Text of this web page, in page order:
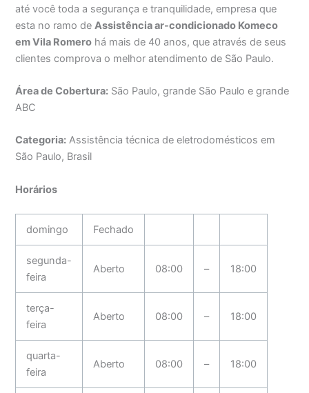
até você toda a segurança e tranquilidade, empresa que
esta no ramo deAssistência ar-condicionado Komeco
em Vila Romero há mais de 40 anos, que através de seus
clientes comprova o melhor atendimento de São Paulo.
Área de Cobertura: São Paulo, grande São Paulo e grande
ABC
Categoria: Assistência técnica de eletrodomésticos em
São Paulo, Brasil
Horários
domingo Fechado
segunda-
feira
Aberto 08:00 – 18:00
terça-
feira
Aberto 08:00 – 18:00
quarta-
feira
Aberto 08:00 – 18:00